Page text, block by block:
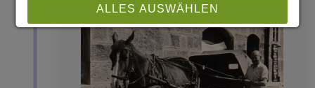
ALLES AUSWÄHLEN
ABLEHNEN
SPEICHERN